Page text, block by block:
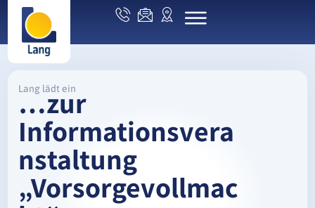
Lang lädt ein
…zur
Informationsvera
nstaltung
„Vorsorgevollmac